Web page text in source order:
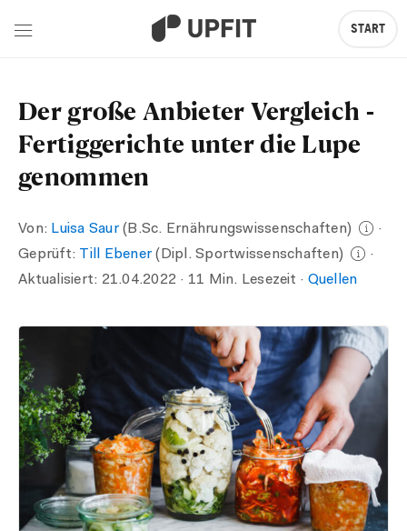
Der große Anbieter Vergleich -
Fertiggerichte unter die Lupe
genommen
Von: Luisa Saur(B.Sc. Ernährungswissenschaften)
·
Geprüft: Till Ebener(Dipl. Sportwissenschaften)
·
Aktualisiert: 21.04.2022 · 11 Min. Lesezeit · Quellen
START